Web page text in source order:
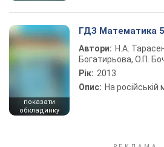
показати
обкладинку
ГДЗ Математика
Автори: Н.А.
Богатирьова, О.П.
Рік: 2013
Опис: На російській